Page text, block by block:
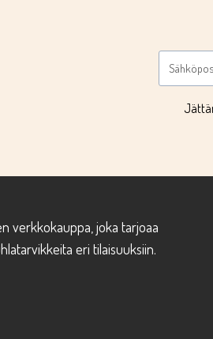
verkkokauppa, joka tarjoaa
eri tilaisuuksiin.